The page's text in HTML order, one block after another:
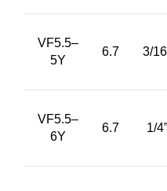
VF5.5–
5Y
6.7 3/
VF5.5–
6Y
6.7 1/4”